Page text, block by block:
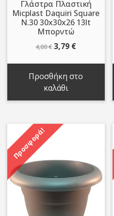
Γλάστρα Πλαστική
Micplast Daquiri Square
N.30 30x30x26 13lt
Μπορντώ
4,00€ Original
4,00 €.
3,79 €Η
είναι:
Προσθήκη στο
καλάθι
Προσφορά!